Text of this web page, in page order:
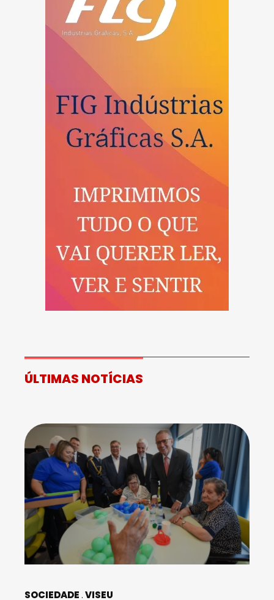
ÚLTIMAS NOTÍCIAS
SOCIEDADE VISEU